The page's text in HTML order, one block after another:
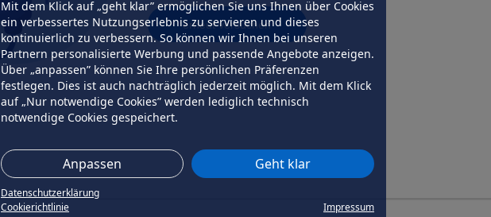
Mit dem Klick auf „geht klar” ermöglichen Sie uns Ihnen über Cookies
ein verbessertes Nutzungserlebnis zu servieren und dieses
kontinuierlich zu verbessern. So können wir Ihnen bei unseren
Partnern personalisierte Werbung und passende Angebote anzeigen.
Über „anpassen” können Sie Ihre persönlichen Präferenzen
festlegen. Dies ist auch nachträglich jederzeit möglich. Mit dem Klick
auf „Nur notwendige Cookies” werden lediglich technisch
notwendige Cookies gespeichert.
Anpassen Geht klar
Datenschutzerklärung
Cookierichtlinie
Impressum
erneut versuchen